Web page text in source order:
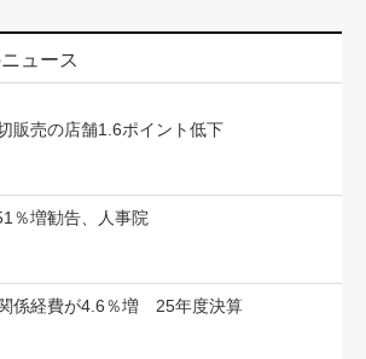
ュース
販売の店舗1.6ポイント低下
％増勧告、人事院
係経費が4.6％増 25年度決算